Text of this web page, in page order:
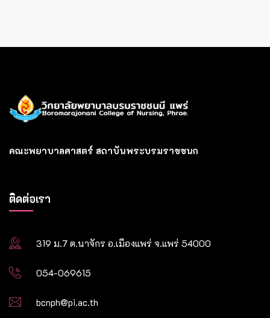
คณะพยาบาลศาสตร์ สถาบันพระบรมราชชนก
ติดต่อเรา
319 ม.7 ต.นาจักร อ.เมืองแพร่ จ.แพร่ 54000
054-069615
bcnph@pi.ac.th